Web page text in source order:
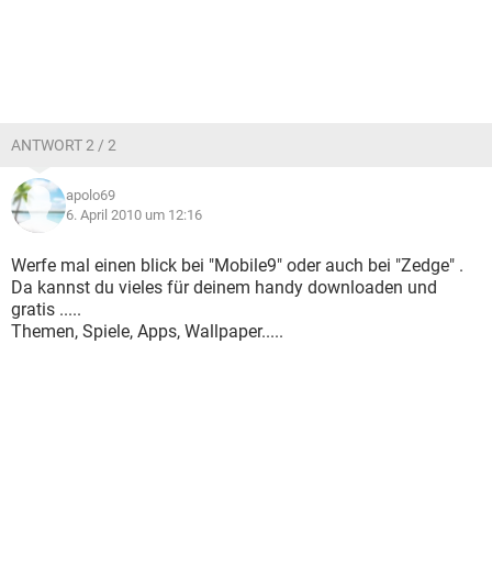
ANTWORT 2 / 2
apolo69
6. April 2010 um 12:16
Werfe mal einen blick bei "Mobile9" oder auch bei "Zedge" .
Da kannst du vieles für deinem handy downloaden und
gratis .....
Themen, Spiele, Apps, Wallpaper.....